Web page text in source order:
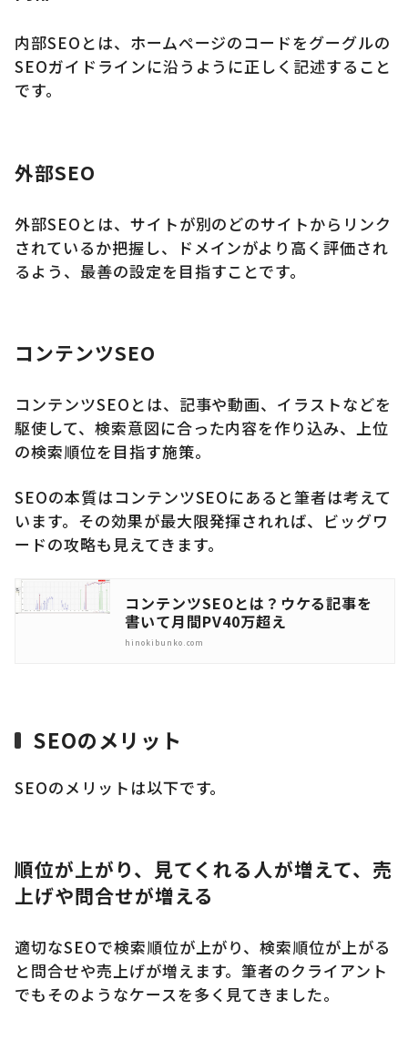
内部SEOとは、ホームページのコードをグーグルの
SEOガイドラインに沿うように正しく記述すること
です。
外部SEO
外部SEOとは、サイトが別のどのサイトからリンク
されているか把握し、ドメインがより高く評価され
るよう、最善の設定を目指すことです。
コンテンツSEO
コンテンツSEOとは、記事や動画、イラストなどを
駆使して、検索意図に合った内容を作り込み、上位
の検索順位を目指す施策。
SEOの本質はコンテンツSEOにあると筆者は考えて
います。その効果が最大限発揮されれば、ビッグワ
ードの攻略も見えてきます。
コンテンツSEOとは？ウケる記事を
書いて月間PV40万超え
hinokibunko.com
SEOのメリット
SEOのメリットは以下です。
順位が上がり、見てくれる人が増えて、売
上げや問合せが増える
適切なSEOで検索順位が上がり、検索順位が上がる
と問合せや売上げが増えます。筆者のクライアント
でもそのようなケースを多く見てきました。